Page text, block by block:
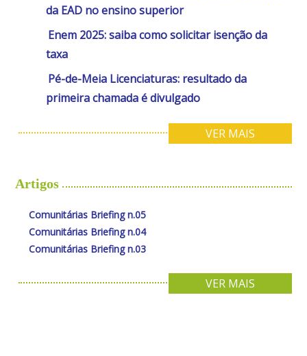
da EAD no ensino superior
Enem 2025: saiba como solicitar isenção da
taxa
Pé-de-Meia Licenciaturas: resultado da
primeira chamada é divulgado
VER MAIS
Artigos
Comunitárias Briefing n.05
Comunitárias Briefing n.04
Comunitárias Briefing n.03
VER MAIS